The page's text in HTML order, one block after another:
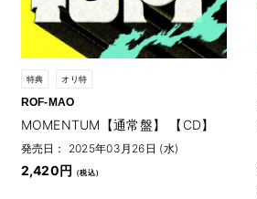
特典 オリ特
ROF-MAO
MOMENTUM【通常盤】 【CD】
発売日： 2025年03月26日 (水)
2,420円